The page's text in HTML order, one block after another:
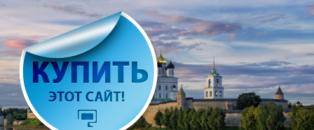
Перейти
содержимому